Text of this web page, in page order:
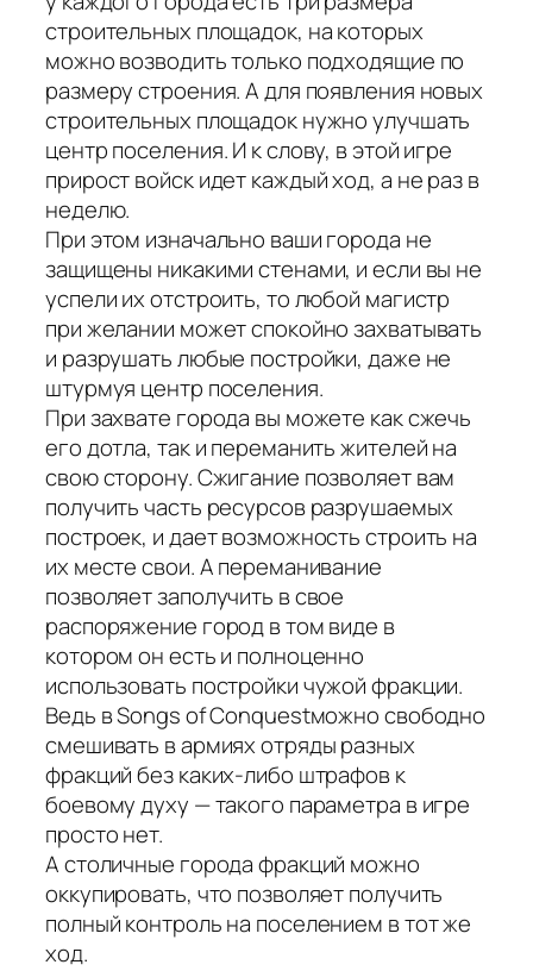
строительных площадок, на которых
можно возводить только подходящие по
размеру строения. А для появления новых
строительных площадок нужно улучшать
центр поселения. И к слову, в этой игре
прирост войск идет каждый ход, а не раз в
неделю.
При этом изначально ваши города не
защищены никакими стенами, и если вы не
успели их отстроить, то любой магистр
при желании может спокойно захватывать
и разрушать любые постройки, даже не
штурмуя центр поселения.
При захвате города вы можете как сжечь
его дотла, так и переманить жителей на
свою сторону. Сжигание позволяет вам
получить часть ресурсов разрушаемых
построек, и дает возможность строить на
их месте свои. А переманивание
позволяет заполучить в свое
распоряжение город в том виде в
котором он есть и полноценно
использовать постройки чужой фракции.
Ведь в Songs of Conquestможно свободно
смешивать в армиях отряды разных
фракций без каких-либо штрафов к
боевому духу — такого параметра в игре
просто нет.
А столичные города фракций можно
оккупировать, что позволяет получить
полный контроль на поселением в тот же
ход.